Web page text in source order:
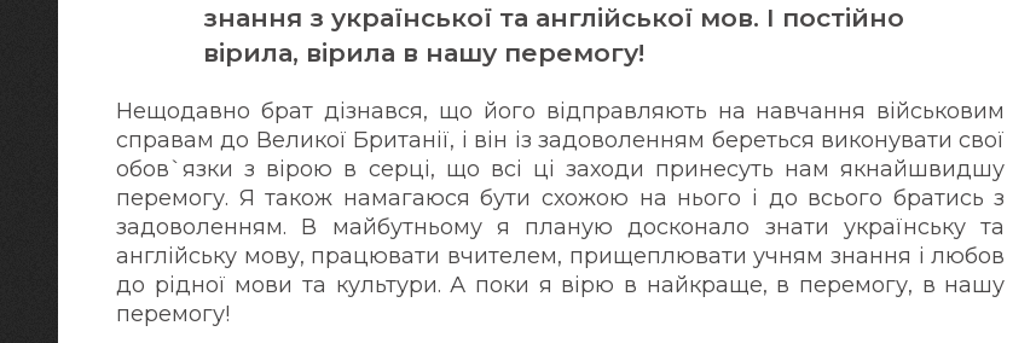
знання з української та англійської мов. І постійно
вірила, вірила в нашу перемогу!
Нещодавно брат дізнався, що його відправляють на навчання військовим
справам до Великої Британії, і він із задоволенням береться виконувати свої
обов`язки з вірою в серці, що всі ці заходи принесуть нам якнайшвидшу
перемогу. Я також намагаюся бути схожою на нього і до всього братись з
задоволенням. В майбутньому я планую досконало знати українську та
англійську мову, працювати вчителем, прищеплювати учням знання і любов
до рідної мови та культури. А поки я вірю в найкраще, в перемогу, в нашу
перемогу!